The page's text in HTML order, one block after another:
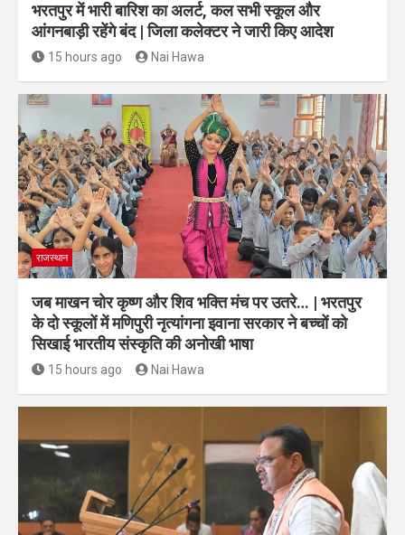
भरतपुर में भारी बारिश का अलर्ट, कल सभी स्कूल और
आंगनबाड़ी रहेंगे बंद | जिला कलेक्टर ने जारी किए आदेश
15 hours ago Nai Hawa
राजस्थान
जब माखन चोर कृष्ण और शिव भक्ति मंच पर उतरे… | भरतपुर
के दो स्कूलों में मणिपुरी नृत्यांगना इवाना सरकार ने बच्चों को
सिखाई भारतीय संस्कृति की अनोखी भाषा
15 hours ago Nai Hawa